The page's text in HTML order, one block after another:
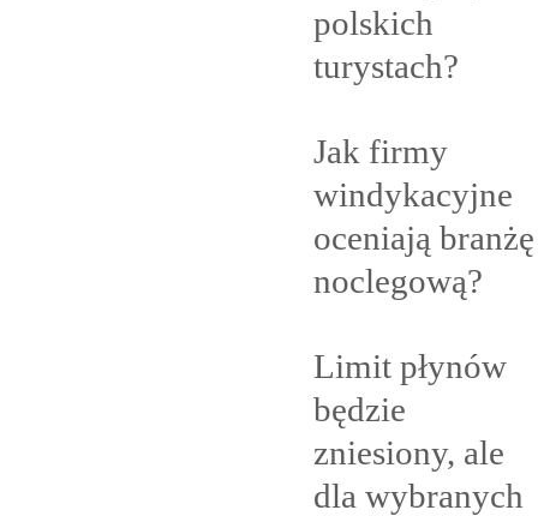
polskich
turystach?
Jak firmy
windykacyjne
oceniają branżę
noclegową?
Limit płynów
będzie
zniesiony, ale
dla wybranych